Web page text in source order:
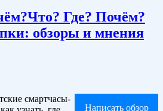
Что? Где? Почём?
обзоры и мнения
Написать обзор
смартчасы-